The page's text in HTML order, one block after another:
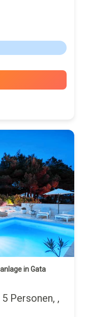
in Gata
Personen, ,